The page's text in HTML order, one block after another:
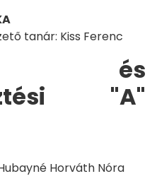
tanár: Kiss Ferenc
és
"A"
Horváth Nóra